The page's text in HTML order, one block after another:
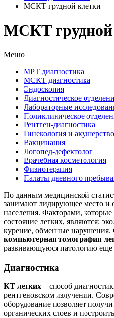
МСКТ грудной клетки
МСКТ грудной
Меню
МРТ диагностика
МСКТ диагностика
Эндоскопия
Диагностическое
Лабораторные
Поликлиническое
Рентген-диагностика
Гинекология и акушерство
Вакцинация
Логопед-дефектолог
Врачебная косметология
Физиотерапия
Палаты дневного
По данным медицинской
занимают лидирующее место и
населения. Факторами,
состояние легких, являются:
курение, обменные нарушения.
компьютерная томография
развивающуюся патологию еще
Диагностика
КТ легких – способ
рентгеновском излучении.
оборудование позволяет
органических слоев и